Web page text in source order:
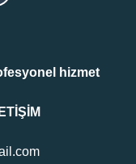
hizmet